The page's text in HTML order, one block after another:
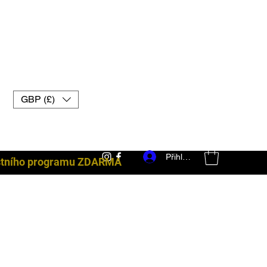
GBP (£)
Přihlásit se
programu ZDARMA bojové vybavení uk muay thai rukavice